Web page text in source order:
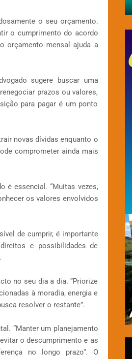
o seu orçamento.
o cumprimento do acordo
orçamento mensal ajuda a
sugere buscar uma
prazos ou valores,
para pagar é um ponto
novas dívidas enquanto o
comprometer ainda mais
é essencial. “Muitas vezes,
os valores envolvidos
de cumprir, é importante
e possibilidades de
no seu dia a dia. “Priorize
à moradia, energia e
resolver o restante”.
“Manter um planejamento
o descumprimento e as
no longo prazo”. O